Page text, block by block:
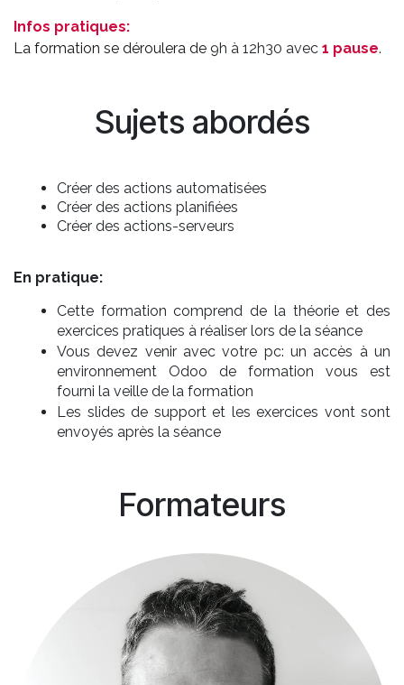
Infos pratiques:
La formation se déroulera de 9h à 12h30 avec 1 pause.
Sujets abordés
Créer des actions automatisées
Créer des actions planifiées
Créer des actions-serveurs
En pratique:
Cette formation comprend de la théorie et des
exercices pratiques à réaliser lors de la séance
Vous devez venir avec votre pc: un accès à un
environnement Odoo de formation vous est
fourni la veille de la formation
Les slides de support et les exercices vont sont
envoyés après la séance
Formateurs